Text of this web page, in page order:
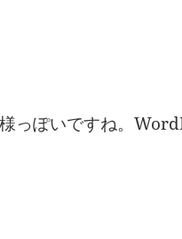
っぽいですね。